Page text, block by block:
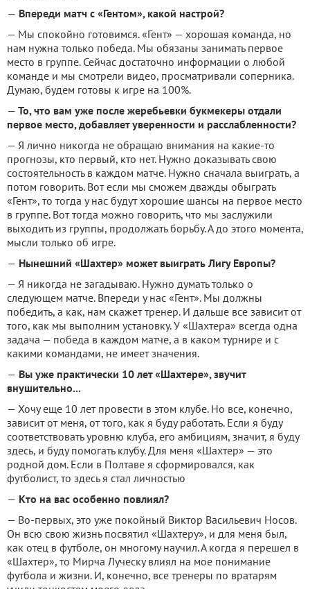
— Впереди матч с «Гентом», какой настрой?
— Мы спокойно готовимся. «Гент» — хорошая команда, но
нам нужна только победа. Мы обязаны занимать первое
место в группе. Сейчас достаточно информации о любой
команде и мы смотрели видео, просматривали соперника.
Думаю, будем готовы к игре на 100%.
— То, что вам уже после жеребьевки букмекеры отдали
первое место, добавляет уверенности и расслабленности?
— Я лично никогда не обращаю внимания на какие-то
прогнозы, кто первый, кто нет. Нужно доказывать свою
состоятельность в каждом матче. Нужно сначала выиграть, а
потом говорить. Вот если мы сможем дважды обыграть
«Гент», то тогда у нас будут хорошие шансы на первое место
в группе. Вот тогда можно говорить, что мы заслужили
выходить из группы, продолжать борьбу. А до этого момента,
мысли только об игре.
— Нынешний «Шахтер» может выиграть Лигу Европы?
— Я никогда не загадываю. Нужно думать только о
следующем матче. Впереди у нас «Гент». Мы должны
победить, а как, нам скажет тренер. И дальше все зависит от
того, как мы выполним установку. У «Шахтера» всегда одна
задача — победа в каждом матче, а в каком турнире и с
какими командами, не имеет значения.
— Вы уже практически 10 лет «Шахтере», звучит
внушительно...
— Хочу еще 10 лет провести в этом клубе. Но все, конечно,
зависит от меня, от того, как я буду работать. Если я буду
соответствовать уровню клуба, его амбициям, значит, я буду
здесь, и буду помогать клубу. Для меня «Шахтер» — это
родной дом. Если в Полтаве я сформировался, как
футболист, то здесь я стал личностью
— Кто на вас особенно повлиял?
— Во-первых, это уже покойный Виктор Васильевич Носов.
Он всю свою жизнь посвятил «Шахтеру», и для меня был,
как отец в футболе, он многому научил. А когда я перешел в
«Шахтер», то Мирча Луческу влиял на мое понимание
футбола и жизни. И, конечно, все тренеры по вратарям